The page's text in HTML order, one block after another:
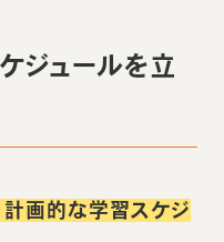
ジュールを立
計画的な学習スケジ